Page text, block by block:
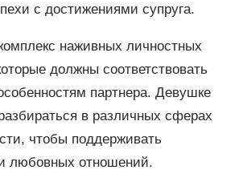
с достижениями супруга.
наживных личностных
должны соответствовать
партнера. Девушке
в различных сферах
чтобы поддерживать
любовных отношений.